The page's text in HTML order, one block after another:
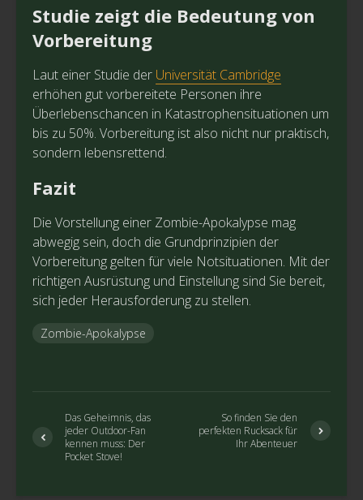
Studie zeigt die Bedeutung von
Vorbereitung
Laut einer Studie der Universität Cambridge
erhöhen gut vorbereitete Personen ihre
Überlebenschancen in Katastrophensituationen um
bis zu 50%. Vorbereitung ist also nicht nur praktisch,
sondern lebensrettend.
Fazit
Die Vorstellung einer Zombie-Apokalypse mag
abwegig sein, doch die Grundprinzipien der
Vorbereitung gelten für viele Notsituationen. Mit der
richtigen Ausrüstung und Einstellung sind Sie bereit,
sich jeder Herausforderung zu stellen.
Zombie-Apokalypse
Das Geheimnis, das
jeder Outdoor-Fan
kennen muss: Der
Pocket Stove!
So finden Sie den
perfekten Rucksack für
Ihr Abenteuer